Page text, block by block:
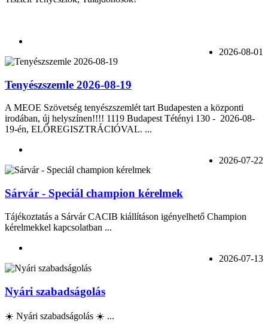
2026-08-01
Tenyészszemle 2026-08-19
A MEOE Szövetség tenyészszemlét tart Budapesten a központi
irodában, új helyszínen!!!! 1119 Budapest Tétényi 130 - 2026-08-
19-én, ELŐREGISZTRÁCIÓVAL. ...
2026-07-22
Sárvár - Speciál champion kérelmek
Tájékoztatás a Sárvár CACIB kiállításon igényelhető Champion
kérelmekkel kapcsolatban ...
2026-07-13
Nyári szabadságolás
☀️ Nyári szabadságolás ☀️ ...